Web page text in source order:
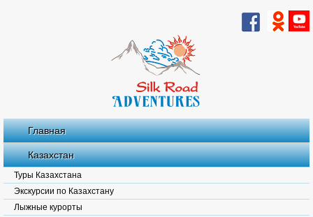
Главная
Казахстан
Туры Казахстана
Экскурсии по Казахстану
Лыжные курорты